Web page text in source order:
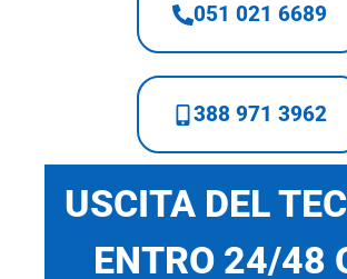
051 021 6689
388 971 3962
USCITA DEL
ENTRO 24/48